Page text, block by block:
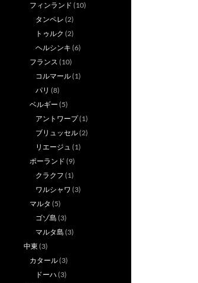
フィンランド (10)
タンペレ (2)
トゥルク (2)
ヘルシンキ (6)
フランス (10)
コルマール(1)
パリ (8)
ベルギー (5)
アントワープ(1)
ブリュッセル(2)
リエージュ (1)
ポーランド (9)
クラクフ (1)
ワルシャワ (3)
マルタ (5)
ゴゾ島 (3)
マルタ島 (3)
中東 (3)
カタール(3)
ドーハ(3)